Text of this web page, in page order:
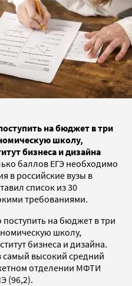
на бюджет в три
школу,
бизнеса и дизайна
баллов ЕГЭ необходимо
в российские вузы в
список из 30
требованиями.
поступить на бюджет в три
школу,
бизнеса и дизайна.
самый высокий средний
отделении МФТИ
(96,2).